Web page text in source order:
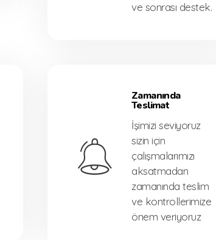
ve sonrası destek.
Zamanında
Teslimat
İşimizi seviyoruz
sizin için
çalışmalarımızı
aksatmadan
zamanında teslim
ve kontrollerimize
önem veriyoruz